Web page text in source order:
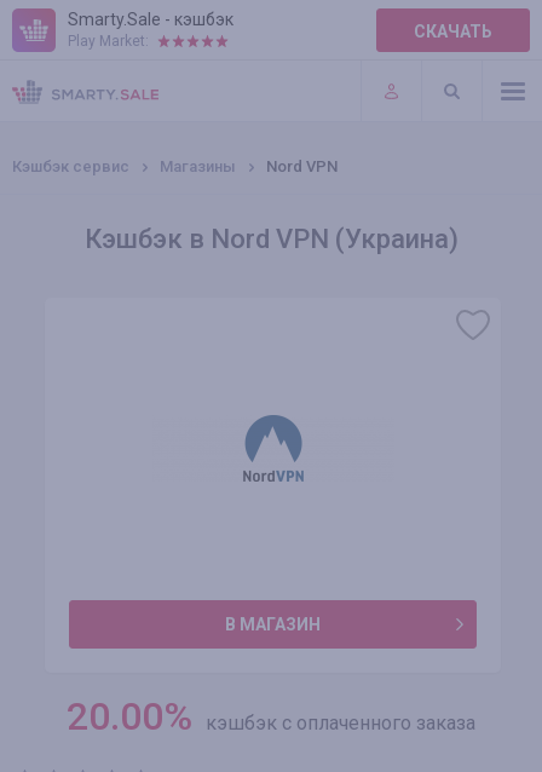
Smarty.Sale - кэшбэк
Play Market: СКАЧАТЬ
ПРАВИЛА
ПЛАГИНЫ
Кэшбэк сервис Магазины Nord VPN
Кэшбэк в Nord VPN (Украина)
В МАГАЗИН
20.00% кэшбэк с оплаченного заказа